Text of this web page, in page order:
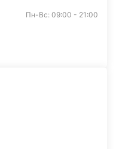
Пн-Вс: 09:00 - 21:00